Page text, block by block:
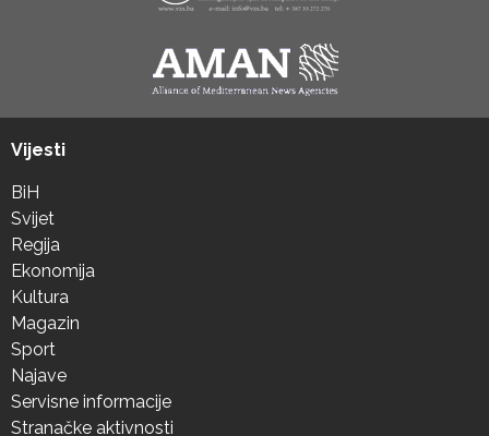
Vijesti
BiH
Svijet
Regija
Ekonomija
Kultura
Magazin
Sport
Najave
Servisne informacije
Stranačke aktivnosti